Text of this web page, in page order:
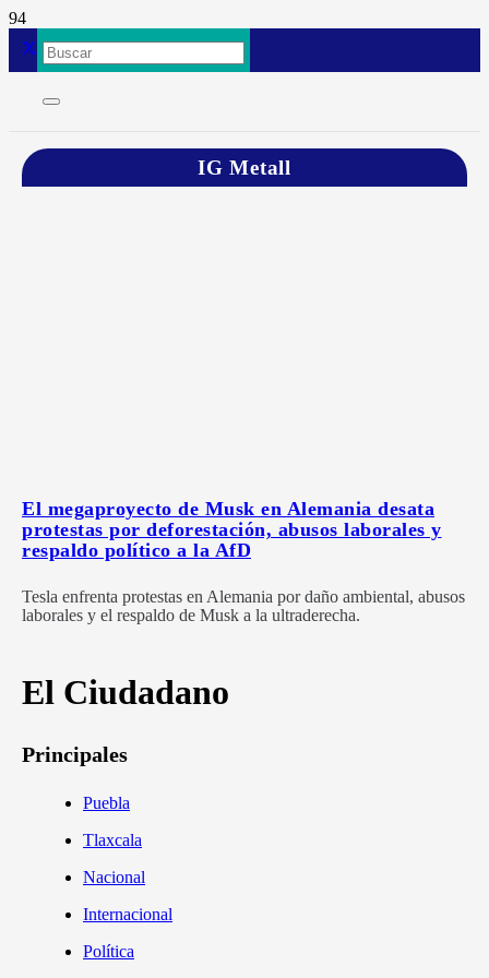
IG Metall
El megaproyecto de Musk en Alemania desata
protestas por deforestación, abusos laborales y
respaldo político a la AfD
Tesla enfrenta protestas en Alemania por daño ambiental, abusos
laborales y el respaldo de Musk a la ultraderecha.
El Ciudadano
Principales
Puebla
Tlaxcala
Nacional
Internacional
Política